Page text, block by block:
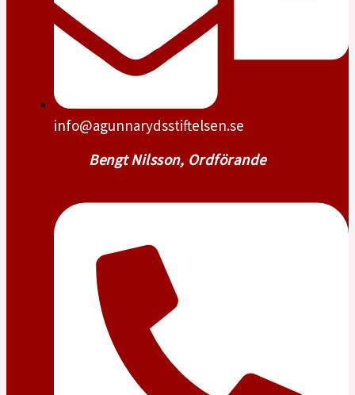
info@agunnarydsstiftelsen.se
Bengt Nilsson, Ordförande